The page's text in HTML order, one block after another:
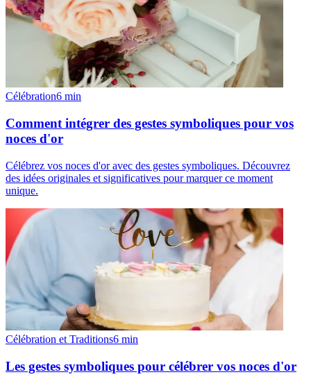
Célébration6 min
Comment intégrer des gestes symboliques pour vos
noces d'or
Célébrez vos noces d'or avec des gestes symboliques. Découvrez
des idées originales et significatives pour marquer ce moment
unique.
Célébration et Traditions6 min
Les gestes symboliques pour célébrer vos noces d'or